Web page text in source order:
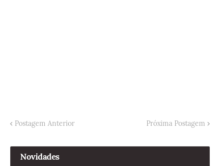
Postagem Anterior Próxima Postagem
Novidades